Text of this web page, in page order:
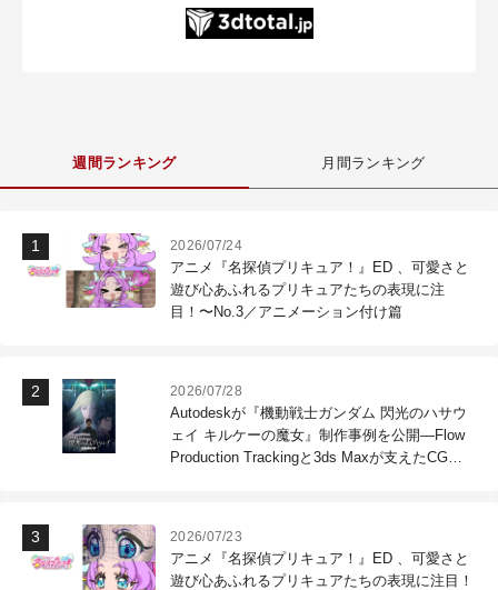
週間ランキング 月間ランキング
2026/07/24
アニメ『名探偵プリキュア！』ED 、可愛さと
遊び心あふれるプリキュアたちの表現に注
目！〜No.3／アニメーション付け篇
2026/07/28
Autodeskが『機動戦士ガンダム 閃光のハサウ
ェイ キルケーの魔女』制作事例を公開―Flow
Production Trackingと3ds Maxが支えたCG制
2026/07/23
アニメ『名探偵プリキュア！』ED 、可愛さと
遊び心あふれるプリキュアたちの表現に注目！